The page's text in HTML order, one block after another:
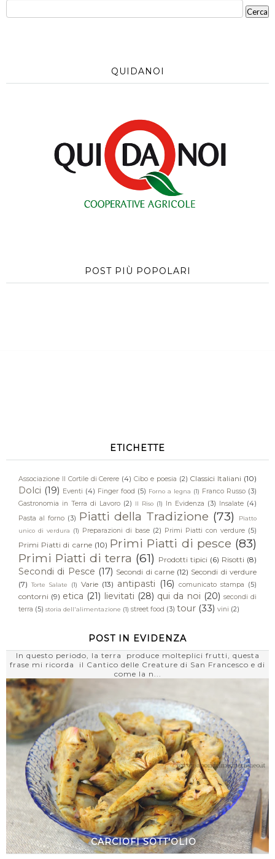
QUIDANOI
POST PIÙ POPOLARI
ETICHETTE
Associazione Il Cortile di Cerere (4) Cibo e poesia (2) Classici Italiani (10)
Dolci (19) Eventi (4) Finger food (5) Forno a legna (1) Franco Russo (3)
Gastronomia in Terra di Lavoro (2) Il Riso (1) In Evidenza (3) Insalate (4)
Pasta al forno (3) Piatti della Tradizione (73)
Piatto
unico di verdura
(1) Preparazioni di base (2) Primi Piatti con verdure (5)
Primi Piatti di carne (10) Primi Piatti di pesce (83)
Primi Piatti di terra (61) Prodotti tipici (6) Risotti (8)
Secondi di Pesce (17) Secondi di carne (12) Secondi di verdure
(7)
Torte Salate (1) Varie (13) antipasti (16) comunicato stampa (5)
contorni (9) etica (21) lievitati (28) qui da noi (20) secondi di
terra (5) storia dell'alimentazione (1) street food (3) tour (33) vini (2)
POST IN EVIDENZA
CARCIOFI SOTT'OLIO
In questo periodo, la terra produce molteplici frutti, questa
frase mi ricorda il Cantico delle Creature di San Francesco e di
come la n...